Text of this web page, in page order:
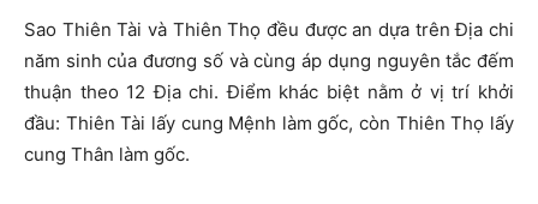
Sao Thiên Tài và Thiên Thọ đều được an dựa trên Địa chi
năm sinh của đương số và cùng áp dụng nguyên tắc đếm
thuận theo 12 Địa chi. Điểm khác biệt nằm ở vị trí khởi
đầu: Thiên Tài lấy cung Mệnh làm gốc, còn Thiên Thọ lấy
cung Thân làm gốc.